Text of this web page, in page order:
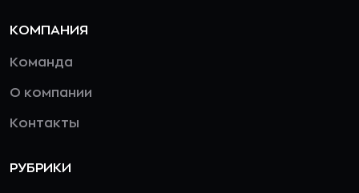
КОМПАНИЯ
Команда
О компании
Контакты
РУБРИКИ